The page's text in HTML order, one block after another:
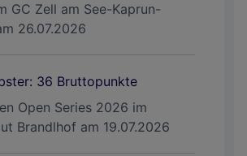
GC Zell am See-Kaprun-
26.07.2026
36 Bruttopunkte
Open Series 2026 im
Brandlhof am 19.07.2026